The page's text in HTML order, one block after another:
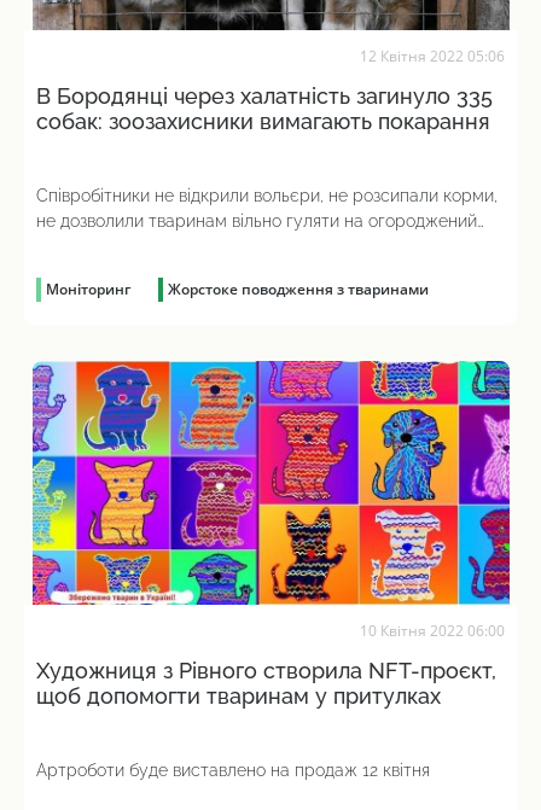
12 Квітня 2022 05:06
В Бородянці через халатність загинуло 335
собак: зоозахисники вимагають покарання
Співробітники не відкрили вольєри, не розсипали корми,
не дозволили тваринам вільно гуляти на огороджений
Моніторинг Жорстоке поводження з тваринами
10 Квітня 2022 06:00
Художниця з Рівного створила NFT-проєкт,
щоб допомогти тваринам у притулках
Артроботи буде виставлено на продаж 12 квітня